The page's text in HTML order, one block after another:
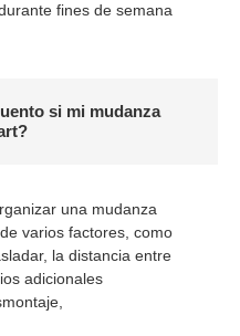
fines de semana
si mi mudanza
una mudanza
varios factores, como
la distancia entre
adicionales